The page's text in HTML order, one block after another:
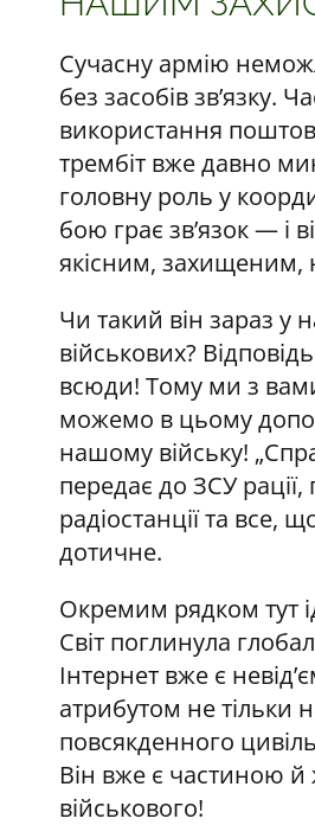
Сучасну армію
без засобів зв’язку.
використання
трембіт вже давно
головну роль у
бою грає зв’язок — і
якісним, захищеним,
Чи такий він зараз у
військових?
всюди! Тому ми з
можемо в цьому
нашому війську!
передає до ЗСУ
радіостанції та все,
дотичне.
Окремим рядком тут
Світ поглинула
Інтернет вже є
атрибутом не тільки
повсякденного
Він вже є частиною й
військового!